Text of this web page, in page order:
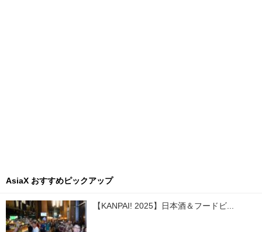
AsiaX おすすめピックアップ
【KANPAI! 2025】日本酒＆フードビ...